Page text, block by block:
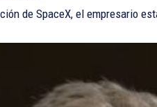
de SpaceX, el empresario